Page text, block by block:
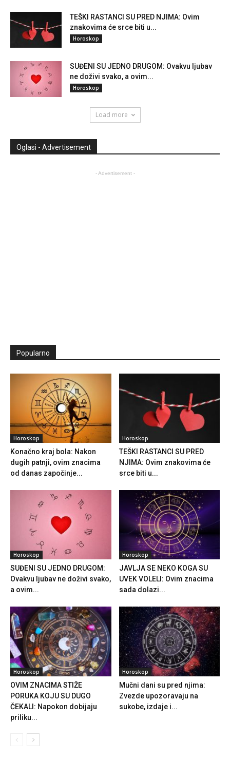
TEŠKI RASTANCI SU PRED NJIMA: Ovim
znakovima će srce biti u...
Horoskop
SUĐENI SU JEDNO DRUGOM: Ovakvu ljubav
ne doživi svako, a ovim...
Horoskop
Load more
Oglasi - Advertisement
- Advertisement -
Popularno
Horoskop
Konačno kraj bola: Nakon
dugih patnji, ovim znacima
od danas započinje...
Horoskop
TEŠKI RASTANCI SU PRED
NJIMA: Ovim znakovima će
srce biti u...
Horoskop
SUĐENI SU JEDNO DRUGOM:
Ovakvu ljubav ne doživi svako,
a ovim...
Horoskop
JAVLJA SE NEKO KOGA SU
UVEK VOLELI: Ovim znacima
sada dolazi...
Horoskop
OVIM ZNACIMA STIŽE
PORUKA KOJU SU DUGO
ČEKALI: Napokon dobijaju
priliku...
Horoskop
Mučni dani su pred njima:
Zvezde upozoravaju na
sukobe, izdaje i...